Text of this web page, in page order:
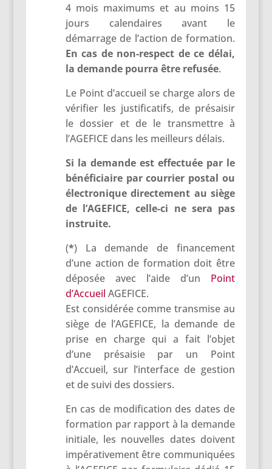
4 mois maximums et au moins 15
jours calendaires avant le
démarrage de l’action de formation.
En cas de non-respect de ce délai,
la demande pourra être refusée.
Le Point d’accueil se charge alors de
vérifier les justificatifs, de présaisir
le dossier et de le transmettre à
l’AGEFICE dans les meilleurs délais.
Si la demande est effectuée par le
bénéficiaire par courrier postal ou
électronique directement au siège
de l’AGEFICE, celle-ci ne sera pas
instruite.
(*) La demande de financement
d’une action de formation doit être
déposée avec l’aide d’un Point
d’Accueil AGEFICE.
Est considérée comme transmise au
siège de l’AGEFICE, la demande de
prise en charge qui a fait l’objet
d’une présaisie par un Point
d’Accueil, sur l’interface de gestion
et de suivi des dossiers.
En cas de modification des dates de
formation par rapport à la demande
initiale, les nouvelles dates doivent
impérativement être communiquées